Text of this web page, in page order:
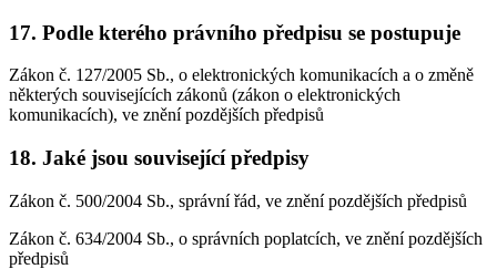
17. Podle kterého právního předpisu se postupuje
Zákon č. 127/2005 Sb., o elektronických komunikacích a o změně
některých souvisejících zákonů (zákon o elektronických
komunikacích), ve znění pozdějších předpisů
18. Jaké jsou související předpisy
Zákon č. 500/2004 Sb., správní řád, ve znění pozdějších předpisů
Zákon č. 634/2004 Sb., o správních poplatcích, ve znění pozdějších
předpisů